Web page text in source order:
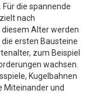
die spannende
nach
diesem Alter werden
ersten Bausteine
zum Beispiel
wachsen.
Kugelbahnen
Miteinander und